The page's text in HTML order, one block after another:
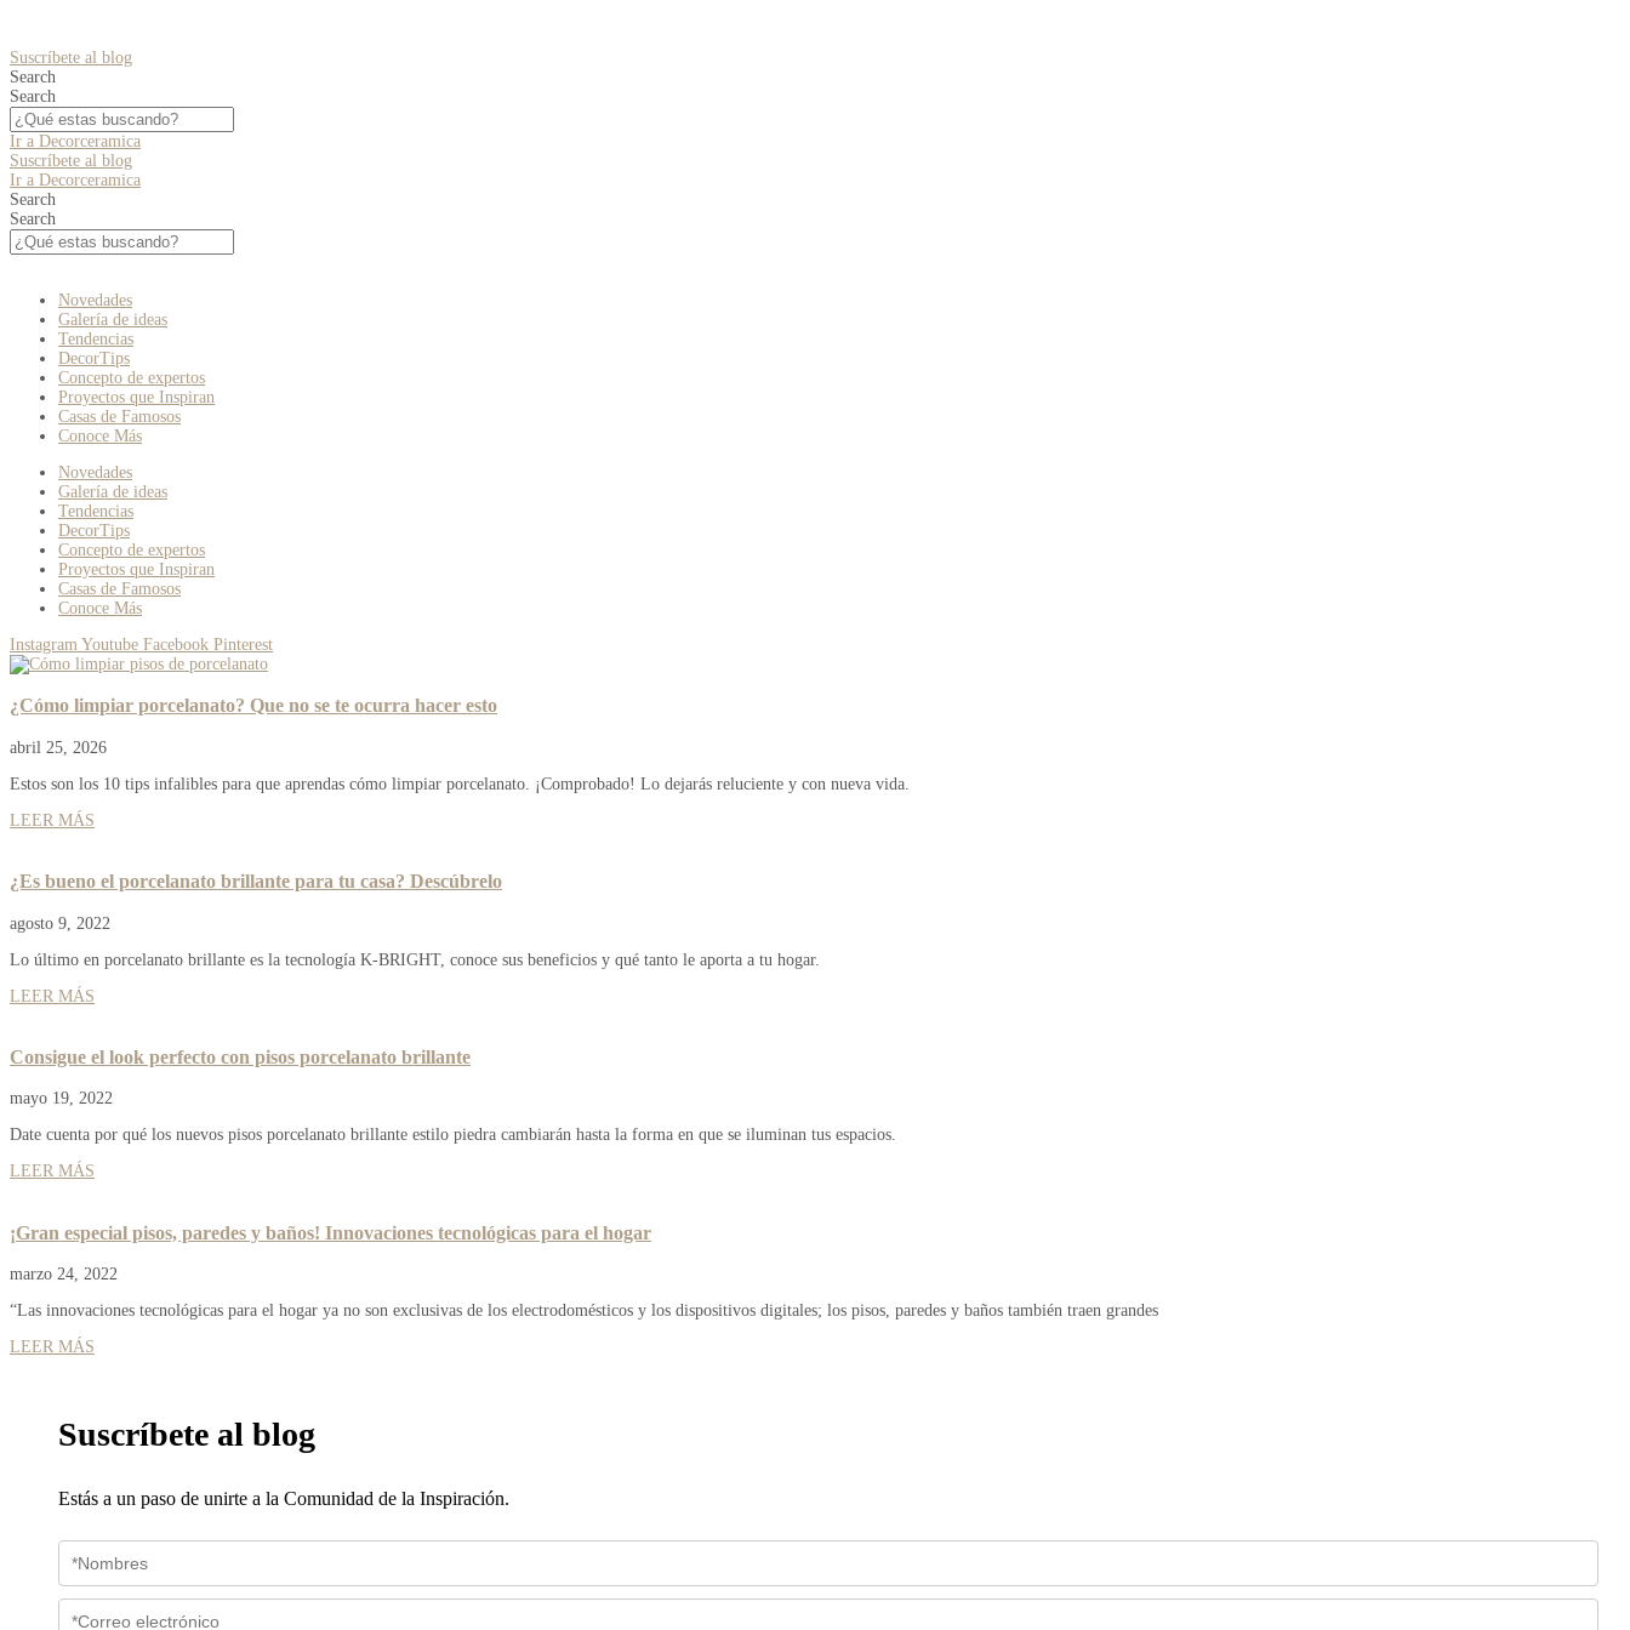
Suscríbete al blog
Search
Search
Ir a Decorceramica
Suscríbete al blog
Ir a Decorceramica
Search
Search
Novedades
Galería de ideas
Tendencias
DecorTips
Concepto de expertos
Proyectos que Inspiran
Casas de Famosos
Conoce Más
Novedades
Galería de ideas
Tendencias
DecorTips
Concepto de expertos
Proyectos que Inspiran
Casas de Famosos
Conoce Más
Instagram Youtube Facebook Pinterest
¿Cómo limpiar porcelanato? Que no se te ocurra hacer esto
abril 25, 2026
Estos son los 10 tips infalibles para que aprendas cómo limpiar porcelanato. ¡Comprobado! Lo dejarás reluciente y con nueva vida.
LEER MÁS
¿Es bueno el porcelanato brillante para tu casa? Descúbrelo
agosto 9, 2022
Lo último en porcelanato brillante es la tecnología K-BRIGHT, conoce sus beneficios y qué tanto le aporta a tu hogar.
LEER MÁS
Consigue el look perfecto con pisos porcelanato brillante
mayo 19, 2022
Date cuenta por qué los nuevos pisos porcelanato brillante estilo piedra cambiarán hasta la forma en que se iluminan tus espacios.
LEER MÁS
¡Gran especial pisos, paredes y baños! Innovaciones tecnológicas para el hogar
marzo 24, 2022
“Las innovaciones tecnológicas para el hogar ya no son exclusivas de los electrodomésticos y los dispositivos digitales; los pisos, paredes y baños también traen grandes
LEER MÁS
Suscríbete al blog
Estás a un paso de unirte a la Comunidad de la Inspiración.